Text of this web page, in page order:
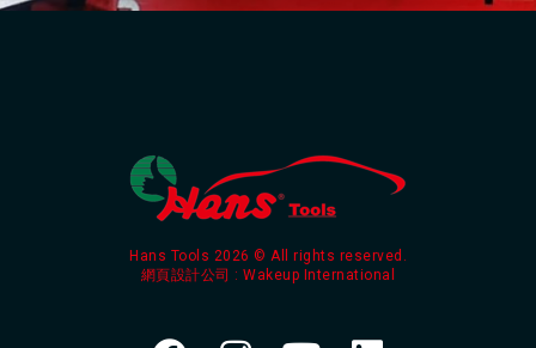
Hans Tools 2026 © All rights reserved.
網頁設計公司 : Wakeup International